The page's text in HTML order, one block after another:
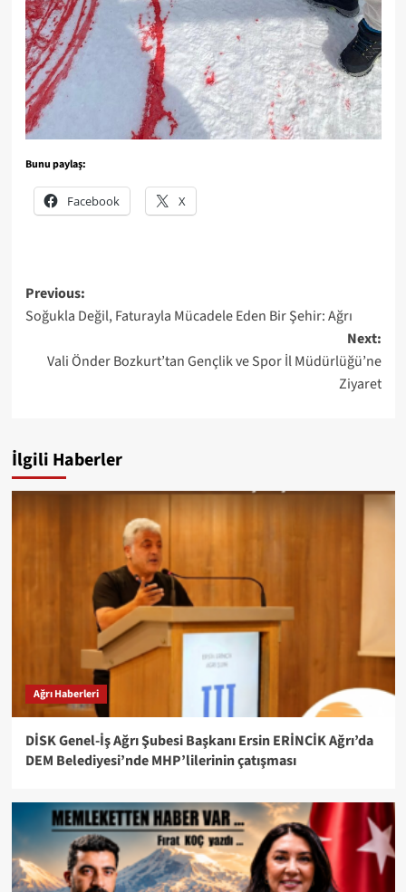
Bunu paylaş:
Facebook X
Post
navigation
Previous:
Soğukla Değil, Faturayla Mücadele Eden Bir Şehir: Ağrı
Next:
Vali Önder Bozkurt’tan Gençlik ve Spor İl Müdürlüğü’ne
Ziyaret
İlgili Haberler
Ağrı Haberleri
DİSK Genel-İş Ağrı Şubesi Başkanı Ersin ERİNCİK Ağrı’da
DEM Belediyesi’nde MHP’lilerinin çatışması